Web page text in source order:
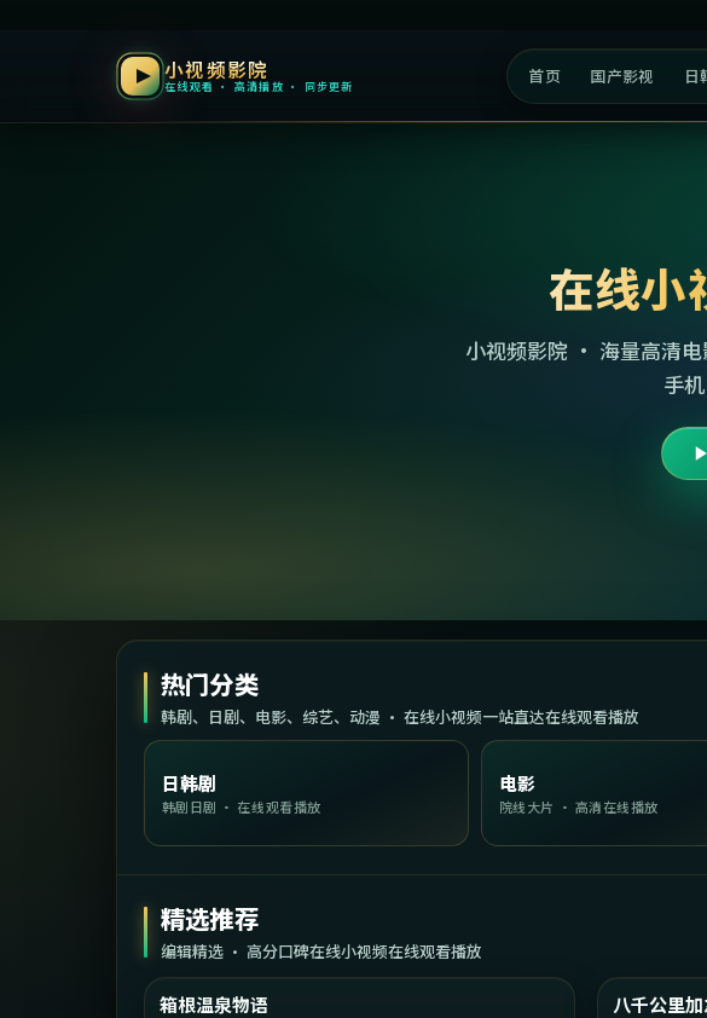
小视频影院
在线观看 · 高清播放 · 同步更新 首页 国产影视 日
在线小
小视频影院 · 海量高清
手
热门分类
韩剧、日剧、电影、综艺、动漫 · 在线小视频一站直达在线观看播放
日韩剧
韩剧日剧 · 在线观看播放
电影
院线大片 · 高清在线播放
精选推荐
编辑精选 · 高分口碑在线小视频在线观看播放
精选
箱根温泉物语 精选
八千公里加